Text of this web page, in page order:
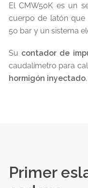
El CMW50K es un
cuerpo de latón
50 bar y un sistema
Su contador de
caudalímetro para
hormigón inyectado.
Primer